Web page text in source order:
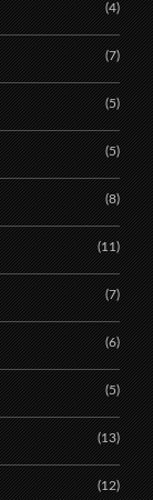
(4)
(7)
(5)
(5)
(8)
(11)
(7)
(6)
(5)
(13)
(12)